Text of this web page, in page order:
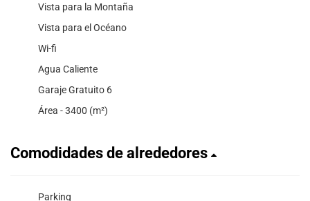
Vista para la Montaña
Vista para el Océano
Wi-fi
Agua Caliente
Garaje Gratuito 6
Área - 3400 (m²)
Comodidades de alrededores
Parking